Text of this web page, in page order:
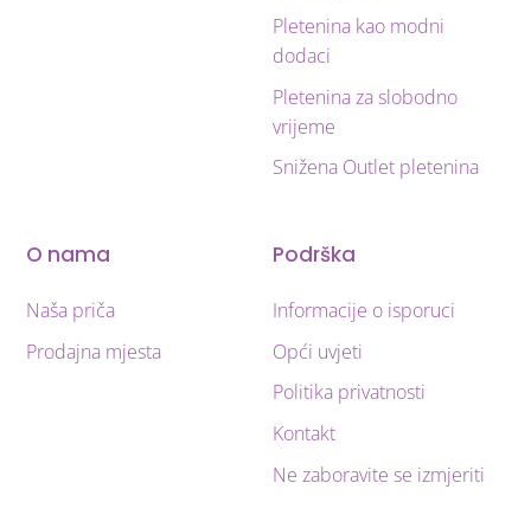
Pletenina kao modni
dodaci
Pletenina za slobodno
vrijeme
Snižena Outlet pletenina
O nama
Naša priča
Prodajna mjesta
Podrška
Informacije o isporuci
Opći uvjeti
Politika privatnosti
Kontakt
Ne zaboravite se izmjeriti